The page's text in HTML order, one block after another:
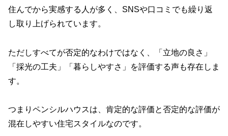
住んでから実感する人が多く、SNSや口コミでも繰り返
し取り上げられています。
ただしすべてが否定的なわけではなく、「立地の良さ」
「採光の工夫」「暮らしやすさ」を評価する声も存在しま
す。
つまりペンシルハウスは、肯定的な評価と否定的な評価が
混在しやすい住宅スタイルなのです。